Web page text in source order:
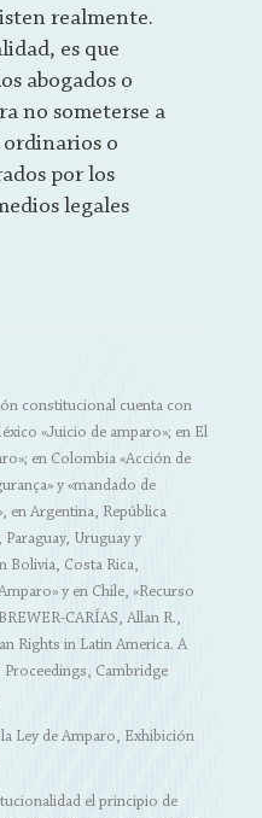
realmente.
es que
abogados o
no someterse a
ordinarios o
por los
legales
constitucional cuenta con
«Juicio de amparo»; en El
en Colombia «Acción de
y «mandado de
en Argentina, República
Uruguay y
Bolivia, Costa Rica,
y en Chile, «Recurso
CARÍAS, Allan R.,
Rights in Latin America. A
Cambridge
Ley de Amparo, Exhibición
el principio de